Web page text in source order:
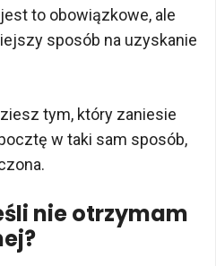
to obowiązkowe, ale
sposób na uzyskanie
tym, który zaniesie
w taki sam sposób,
nie otrzymam